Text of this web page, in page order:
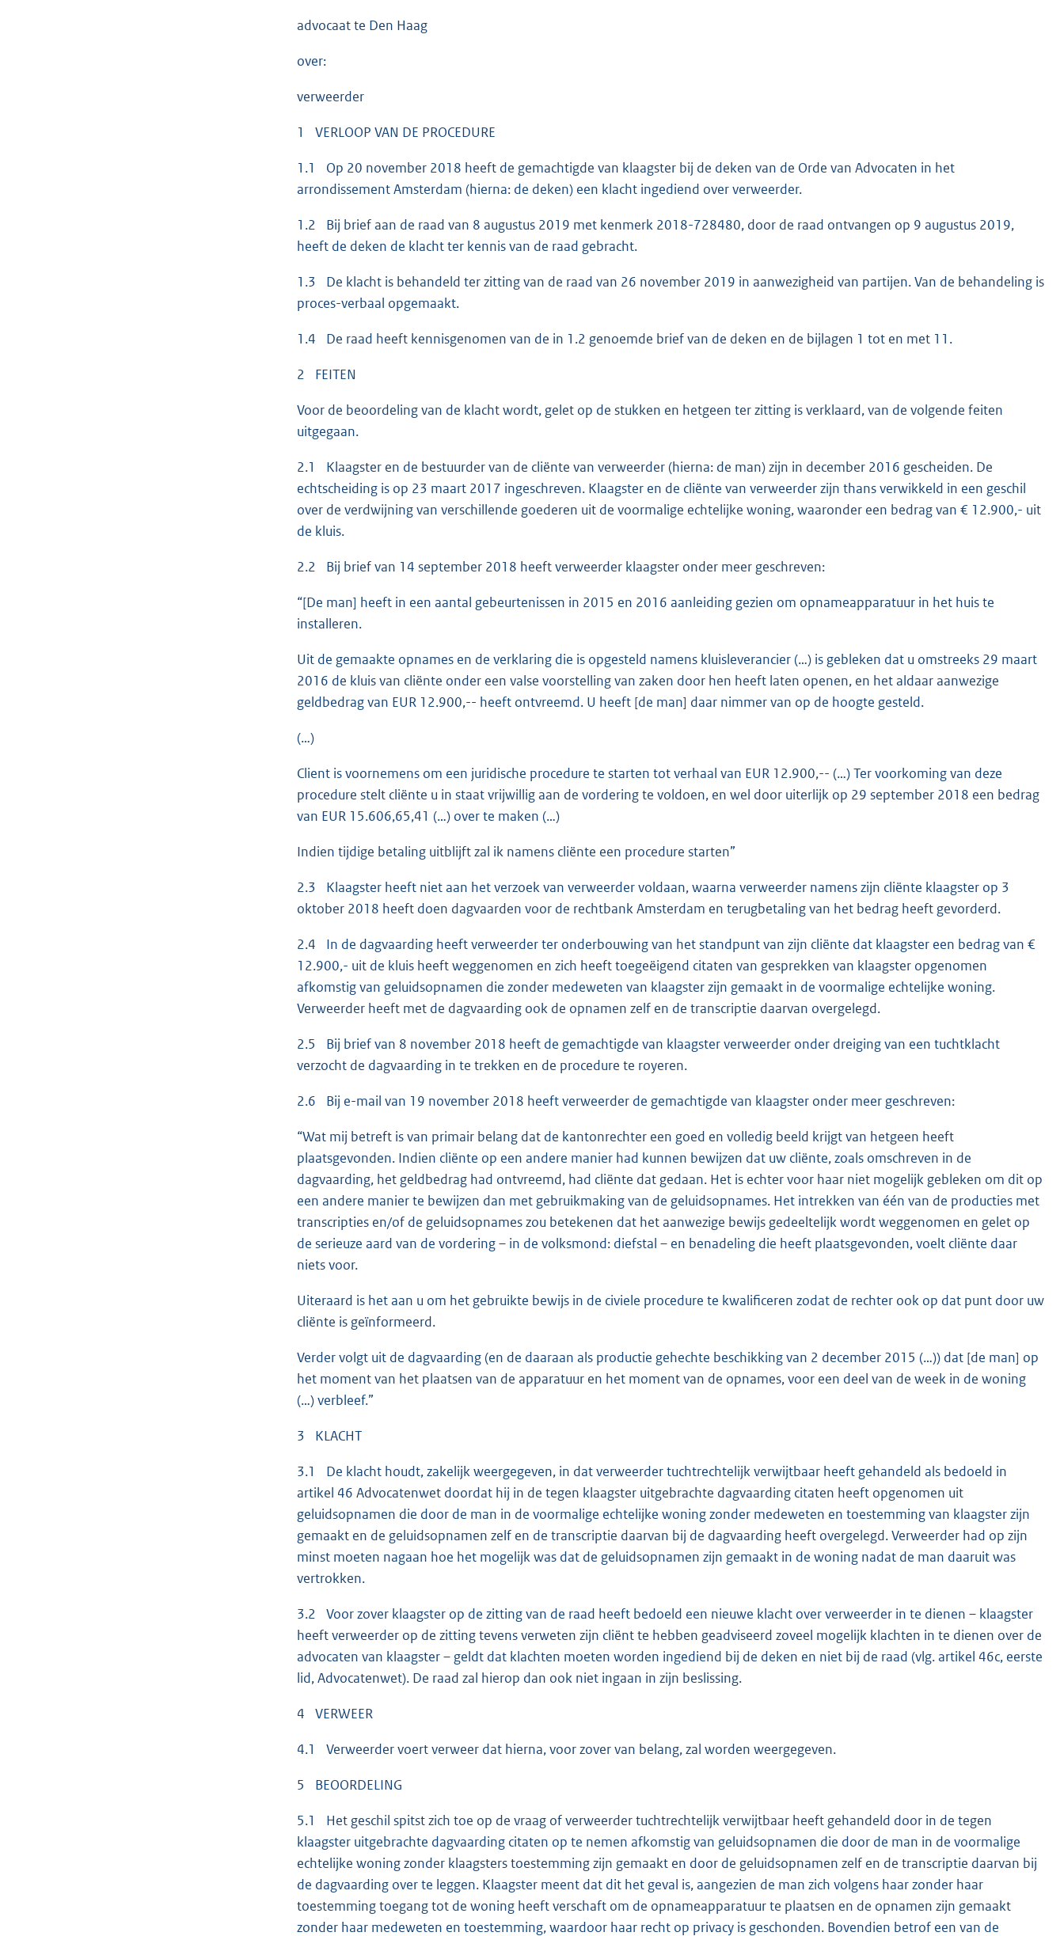
advocaat te Den Haag
over:
verweerder
1 VERLOOP VAN DE PROCEDURE
1.1 Op 20 november 2018 heeft de gemachtigde van klaagster bij de deken van de Orde van Advocaten in het
arrondissement Amsterdam (hierna: de deken) een klacht ingediend over verweerder.
1.2 Bij brief aan de raad van 8 augustus 2019 met kenmerk 2018-728480, door de raad ontvangen op 9 augustus 2019,
heeft de deken de klacht ter kennis van de raad gebracht.
1.3 De klacht is behandeld ter zitting van de raad van 26 november 2019 in aanwezigheid van partijen. Van de behandeling is
proces-verbaal opgemaakt.
1.4 De raad heeft kennisgenomen van de in 1.2 genoemde brief van de deken en de bijlagen 1 tot en met 11.
2 FEITEN
Voor de beoordeling van de klacht wordt, gelet op de stukken en hetgeen ter zitting is verklaard, van de volgende feiten
uitgegaan.
2.1 Klaagster en de bestuurder van de cliënte van verweerder (hierna: de man) zijn in december 2016 gescheiden. De
echtscheiding is op 23 maart 2017 ingeschreven. Klaagster en de cliënte van verweerder zijn thans verwikkeld in een geschil
over de verdwijning van verschillende goederen uit de voormalige echtelijke woning, waaronder een bedrag van € 12.900,- uit
de kluis.
2.2 Bij brief van 14 september 2018 heeft verweerder klaagster onder meer geschreven:
“[De man] heeft in een aantal gebeurtenissen in 2015 en 2016 aanleiding gezien om opnameapparatuur in het huis te
installeren.
Uit de gemaakte opnames en de verklaring die is opgesteld namens kluisleverancier (…) is gebleken dat u omstreeks 29 maart
2016 de kluis van cliënte onder een valse voorstelling van zaken door hen heeft laten openen, en het aldaar aanwezige
geldbedrag van EUR 12.900,-- heeft ontvreemd. U heeft [de man] daar nimmer van op de hoogte gesteld.
(…)
Client is voornemens om een juridische procedure te starten tot verhaal van EUR 12.900,-- (…) Ter voorkoming van deze
procedure stelt cliënte u in staat vrijwillig aan de vordering te voldoen, en wel door uiterlijk op 29 september 2018 een bedrag
van EUR 15.606,65,41 (…) over te maken (…)
Indien tijdige betaling uitblijft zal ik namens cliënte een procedure starten”
2.3 Klaagster heeft niet aan het verzoek van verweerder voldaan, waarna verweerder namens zijn cliënte klaagster op 3
oktober 2018 heeft doen dagvaarden voor de rechtbank Amsterdam en terugbetaling van het bedrag heeft gevorderd.
2.4 In de dagvaarding heeft verweerder ter onderbouwing van het standpunt van zijn cliënte dat klaagster een bedrag van €
12.900,- uit de kluis heeft weggenomen en zich heeft toegeëigend citaten van gesprekken van klaagster opgenomen
afkomstig van geluidsopnamen die zonder medeweten van klaagster zijn gemaakt in de voormalige echtelijke woning.
Verweerder heeft met de dagvaarding ook de opnamen zelf en de transcriptie daarvan overgelegd.
2.5 Bij brief van 8 november 2018 heeft de gemachtigde van klaagster verweerder onder dreiging van een tuchtklacht
verzocht de dagvaarding in te trekken en de procedure te royeren.
2.6 Bij e-mail van 19 november 2018 heeft verweerder de gemachtigde van klaagster onder meer geschreven:
“Wat mij betreft is van primair belang dat de kantonrechter een goed en volledig beeld krijgt van hetgeen heeft
plaatsgevonden. Indien cliënte op een andere manier had kunnen bewijzen dat uw cliënte, zoals omschreven in de
dagvaarding, het geldbedrag had ontvreemd, had cliënte dat gedaan. Het is echter voor haar niet mogelijk gebleken om dit op
een andere manier te bewijzen dan met gebruikmaking van de geluidsopnames. Het intrekken van één van de producties met
transcripties en/of de geluidsopnames zou betekenen dat het aanwezige bewijs gedeeltelijk wordt weggenomen en gelet op
de serieuze aard van de vordering – in de volksmond: diefstal – en benadeling die heeft plaatsgevonden, voelt cliënte daar
niets voor.
Uiteraard is het aan u om het gebruikte bewijs in de civiele procedure te kwalificeren zodat de rechter ook op dat punt door uw
cliënte is geïnformeerd.
Verder volgt uit de dagvaarding (en de daaraan als productie gehechte beschikking van 2 december 2015 (…)) dat [de man] op
het moment van het plaatsen van de apparatuur en het moment van de opnames, voor een deel van de week in de woning
(…) verbleef.”
3 KLACHT
3.1 De klacht houdt, zakelijk weergegeven, in dat verweerder tuchtrechtelijk verwijtbaar heeft gehandeld als bedoeld in
artikel 46 Advocatenwet doordat hij in de tegen klaagster uitgebrachte dagvaarding citaten heeft opgenomen uit
geluidsopnamen die door de man in de voormalige echtelijke woning zonder medeweten en toestemming van klaagster zijn
gemaakt en de geluidsopnamen zelf en de transcriptie daarvan bij de dagvaarding heeft overgelegd. Verweerder had op zijn
minst moeten nagaan hoe het mogelijk was dat de geluidsopnamen zijn gemaakt in de woning nadat de man daaruit was
vertrokken.
3.2 Voor zover klaagster op de zitting van de raad heeft bedoeld een nieuwe klacht over verweerder in te dienen – klaagster
heeft verweerder op de zitting tevens verweten zijn cliënt te hebben geadviseerd zoveel mogelijk klachten in te dienen over de
advocaten van klaagster – geldt dat klachten moeten worden ingediend bij de deken en niet bij de raad (vlg. artikel 46c, eerste
lid, Advocatenwet). De raad zal hierop dan ook niet ingaan in zijn beslissing.
4 VERWEER
4.1 Verweerder voert verweer dat hierna, voor zover van belang, zal worden weergegeven.
5 BEOORDELING
5.1 Het geschil spitst zich toe op de vraag of verweerder tuchtrechtelijk verwijtbaar heeft gehandeld door in de tegen
klaagster uitgebrachte dagvaarding citaten op te nemen afkomstig van geluidsopnamen die door de man in de voormalige
echtelijke woning zonder klaagsters toestemming zijn gemaakt en door de geluidsopnamen zelf en de transcriptie daarvan bij
de dagvaarding over te leggen. Klaagster meent dat dit het geval is, aangezien de man zich volgens haar zonder haar
toestemming toegang tot de woning heeft verschaft om de opnameapparatuur te plaatsen en de opnamen zijn gemaakt
zonder haar medeweten en toestemming, waardoor haar recht op privacy is geschonden. Bovendien betrof een van de